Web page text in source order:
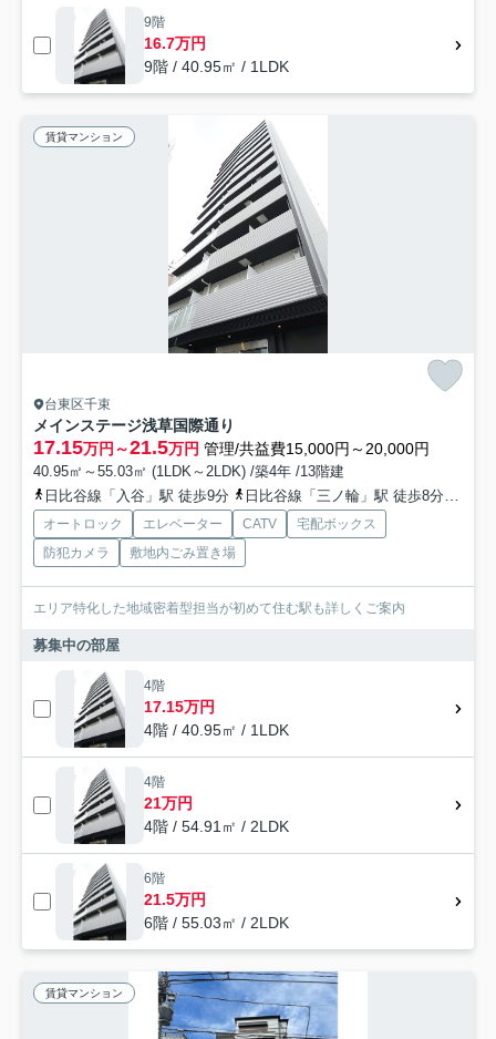
9階
16.7万円
9階 / 40.95㎡ / 1LDK
賃貸マンション
台東区千束
メインステージ浅草国際通り
17.15万円～21.5万円 管理/共益費15,000円～20,000円
40.95㎡～55.03㎡ (1LDK～2LDK) /築4年 /13階建
日比谷線「入谷」駅 徒歩9分
日比谷線「三ノ輪」駅 徒歩8分
オートロック エレベーター CATV
宅配ボックス
防犯カメラ
敷地内ごみ置き場
エリア特化した地域密着型担当が初めて住む駅も詳しくご案内
募集中の部屋
4階
17.15万円
4階 / 40.95㎡ / 1LDK
4階
21万円
4階 / 54.91㎡ / 2LDK
6階
21.5万円
6階 / 55.03㎡ / 2LDK
賃貸マンション